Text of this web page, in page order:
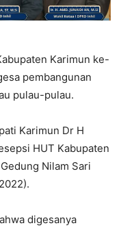
Karimun ke-
pembangunan
pulau-pulau.
Karimun Dr H
HUT Kabupaten
Nilam Sari
digesanya